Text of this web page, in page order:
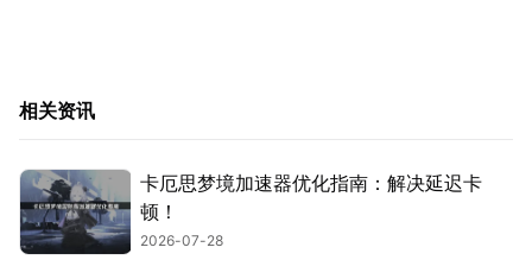
相关资讯
卡厄思梦境加速器优化指南：解决延迟卡
顿！
2026-07-28